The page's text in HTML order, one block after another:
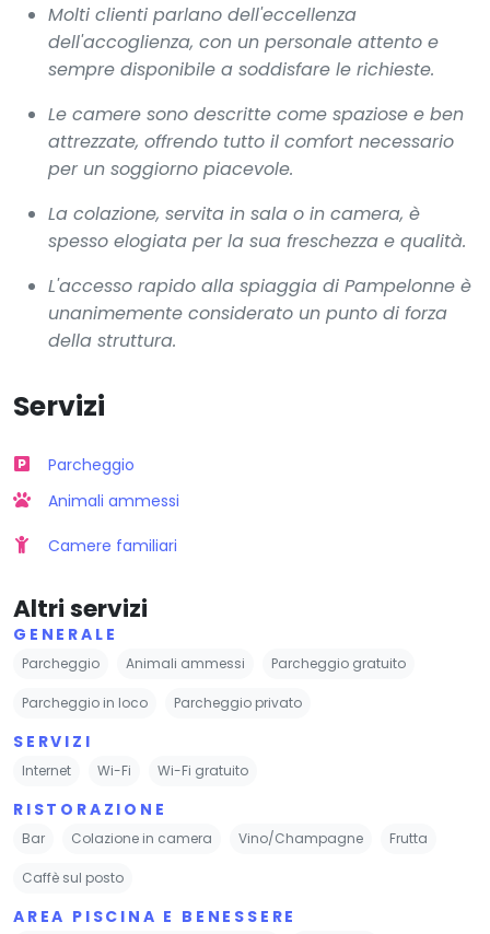
Molti clienti parlano dell'eccellenza
dell'accoglienza, con un personale attento e
sempre disponibile a soddisfare le richieste.
Le camere sono descritte come spaziose e ben
attrezzate, offrendo tutto il comfort necessario
per un soggiorno piacevole.
La colazione, servita in sala o in camera, è
spesso elogiata per la sua freschezza e qualità.
L'accesso rapido alla spiaggia di Pampelonne è
unanimemente considerato un punto di forza
della struttura.
Servizi
Parcheggio
Animali ammessi
Camere familiari
Altri servizi
GENERALE
Parcheggio Animali ammessi Parcheggio gratuito
Parcheggio in loco Parcheggio privato
SERVIZI
Internet Wi-Fi Wi-Fi gratuito
RISTORAZIONE
Bar Colazione in camera Vino/Champagne Frutta
Caffè sul posto
AREA PISCINA E BENESSERE